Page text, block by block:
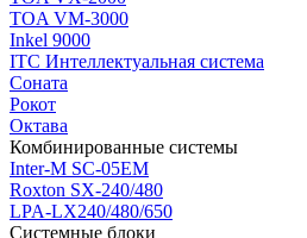
TOA VM-3000
Inkel 9000
ITC Интеллектуальная система
Соната
Рокот
Октава
Комбинированные системы
Inter-M SC-05EM
Roxton SX-240/480
LPA-LX240/480/650
Системные блоки